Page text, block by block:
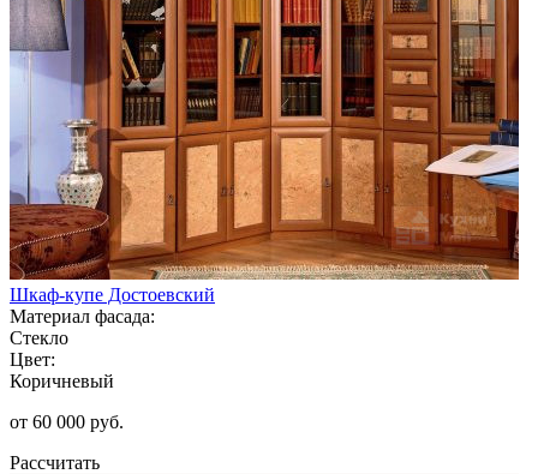
Шкаф-купе Достоевский
Материал фасада:
Стекло
Цвет:
Коричневый
от 60 000 руб.
Рассчитать